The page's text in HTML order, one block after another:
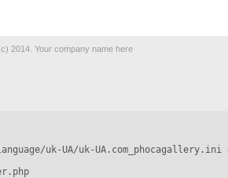
2014. Your company name here
uk-UA/uk-UA.com_phocagallery.ini